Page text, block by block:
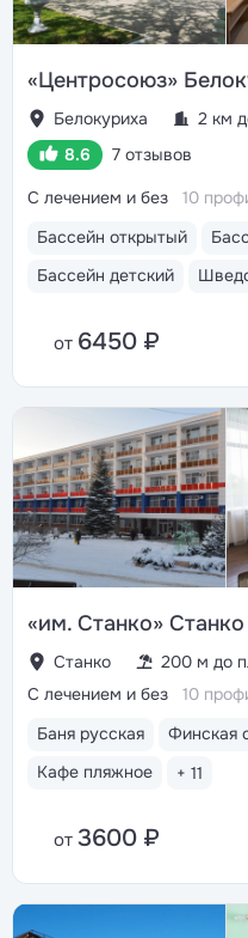
«Центросоюз»
Белокуриха
2 км
8.6
7 отзывов
Бассейн открытый
Бассейн детский
С лечением и без 10
от 6450 ₽
«им. Станко»
Станко 200 м до
Баня русская Финская
Кафе пляжное
+ 11
С лечением и без 10
от 3600 ₽